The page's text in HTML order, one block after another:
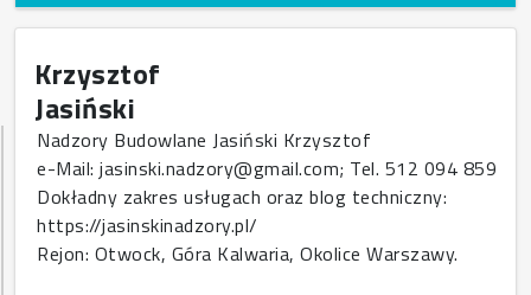
Krzysztof
Jasiński
Nadzory Budowlane Jasiński Krzysztof
e-Mail: jasinski.nadzory@gmail.com; Tel. 512 094 859
Dokładny zakres usługach oraz blog techniczny:
https://jasinskinadzory.pl/
Rejon: Otwock, Góra Kalwaria, Okolice Warszawy.